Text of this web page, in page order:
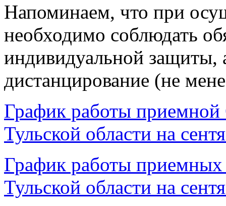
Напоминаем, что при
необходимо соблюдать
индивидуальной защиты,
дистанцирование (не
График работы
Тульской области на
График работы
Тульской области на